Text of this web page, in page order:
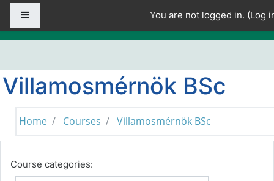
Skip to main content
You are not logged in. (Log
Villamosmérnök BSc
Home Courses Villamosmérnök BSc
Course categories: